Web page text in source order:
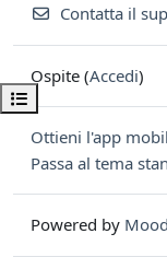
Apri indice del corso
Contatta il
Ospite (Accedi)
Ottieni l'app
Passa al tema
Powered by